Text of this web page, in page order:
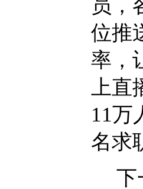
员，
位推
率，
上直
11万
名求
下